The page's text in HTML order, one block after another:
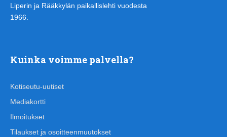
Liperin ja Rääkkylän paikallislehti vuodesta
1966.
Kuinka voimme palvella?
Kotiseutu-uutiset
Mediakortti
Ilmoitukset
Tilaukset ja osoitteenmuutokset